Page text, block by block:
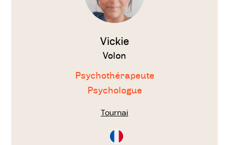
Vickie
Volon
Psychothérapeute
Psychologue
Tournai
Consultation
en